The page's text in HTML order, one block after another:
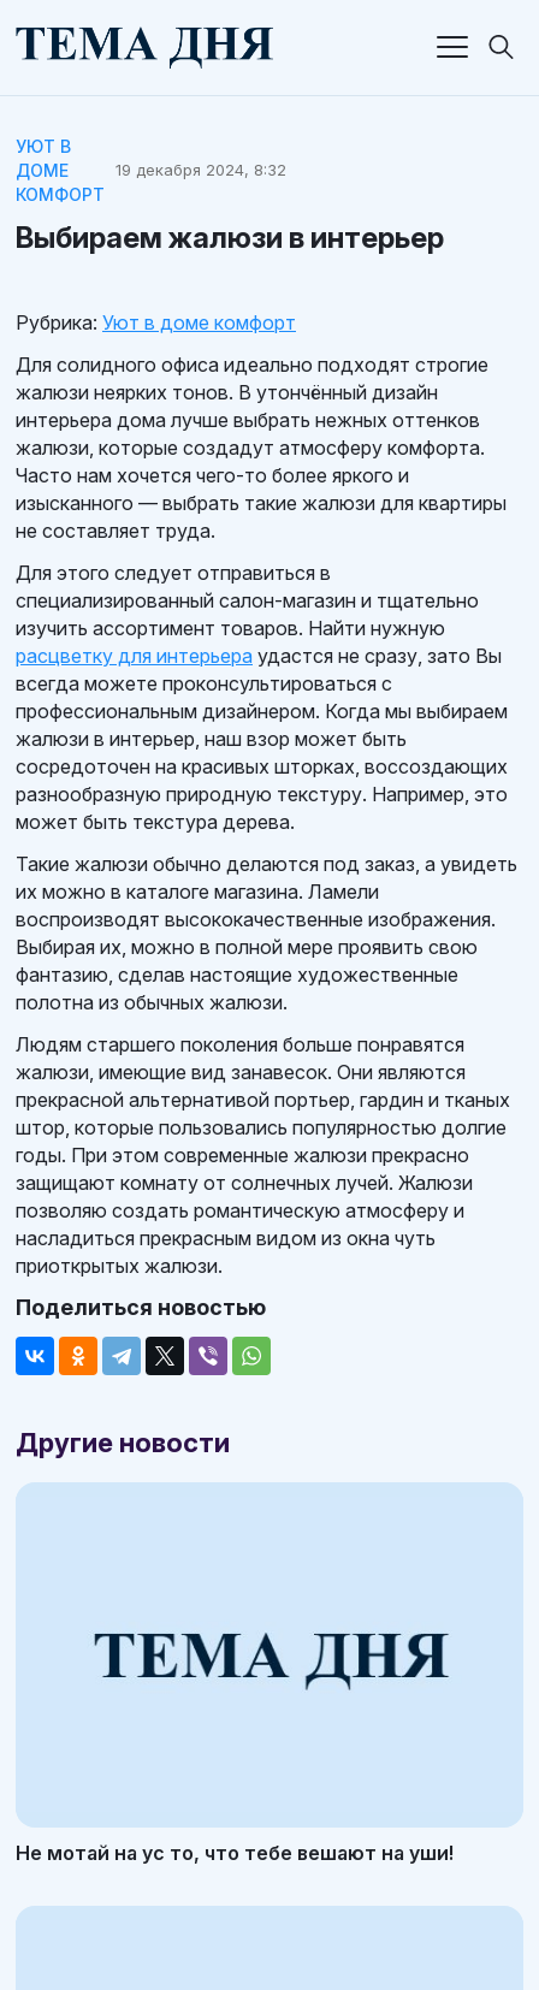
УЮТ В
ДОМЕ
КОМФОРТ
19 декабря 2024, 8:32
Выбираем жалюзи в интерьер
Рубрика: Уют в доме комфорт
Для солидного офиса идеально подходят строгие
жалюзи неярких тонов. В утончённый дизайн
интерьера дома лучше выбрать нежных оттенков
жалюзи, которые создадут атмосферу комфорта.
Часто нам хочется чего-то более яркого и
изысканного — выбрать такие жалюзи для квартиры
не составляет труда.
Для этого следует отправиться в
специализированный салон-магазин и тщательно
изучить ассортимент товаров. Найти нужную
расцветку для интерьера удастся не сразу, зато Вы
всегда можете проконсультироваться с
профессиональным дизайнером. Когда мы выбираем
жалюзи в интерьер, наш взор может быть
сосредоточен на красивых шторках, воссоздающих
разнообразную природную текстуру. Например, это
может быть текстура дерева.
Такие жалюзи обычно делаются под заказ, а увидеть
их можно в каталоге магазина. Ламели
воспроизводят высококачественные изображения.
Выбирая их, можно в полной мере проявить свою
фантазию, сделав настоящие художественные
полотна из обычных жалюзи.
Людям старшего поколения больше понравятся
жалюзи, имеющие вид занавесок. Они являются
прекрасной альтернативой портьер, гардин и тканых
штор, которые пользовались популярностью долгие
годы. При этом современные жалюзи прекрасно
защищают комнату от солнечных лучей. Жалюзи
позволяю создать романтическую атмосферу и
насладиться прекрасным видом из окна чуть
приоткрытых жалюзи.
Поделиться новостью
Другие новости
Не мотай на ус то, что тебе вешают на уши!